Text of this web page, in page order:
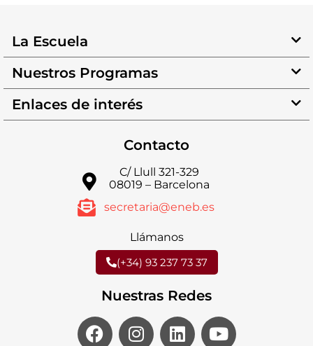
La Escuela
Nuestros Programas
Enlaces de interés
Contacto
C/ Llull 321-329
08019 – Barcelona
secretaria@eneb.es
Llámanos
(+34) 93 237 73 37
Nuestras Redes